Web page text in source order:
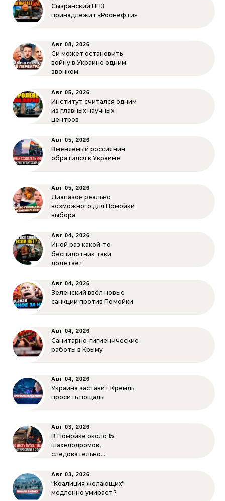
Сызранский НПЗ
принадлежит «Роснефти»
Авг 08, 2026
Си может остановить
войну в Украине одним
звонком
Авг 05, 2026
Институт считался одним
из главных научных
центров
Авг 05, 2026
Вменяемый россиянин
обратился к Украине
Авг 05, 2026
Диапазон реально
возможного для Помойки
выбора
Авг 04, 2026
Иной раз какой-то
беспилотник таки
долетает
Авг 04, 2026
Зеленский ввёл новые
санкции против Помойки
Авг 04, 2026
Санитарно-гигиенические
работы в Крыму
Авг 04, 2026
Украина заставит Кремль
просить пощады
Авг 03, 2026
В Помойке около 15
шахедодромов,
следовательно…
Авг 03, 2026
“Коалиция желающих”
медленно умирает?